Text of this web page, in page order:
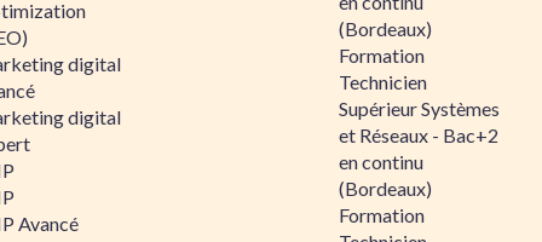
digital
digital
Avancé
(Bordeaux)
Formation
Technicien
Supérieur Systèmes
et Réseaux - Bac+2
en continu
(Bordeaux)
Formation